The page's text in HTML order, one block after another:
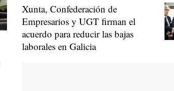
Xunta, Confederación de
Empresarios y UGT firman el
acuerdo para reducir las bajas
laborales en Galicia